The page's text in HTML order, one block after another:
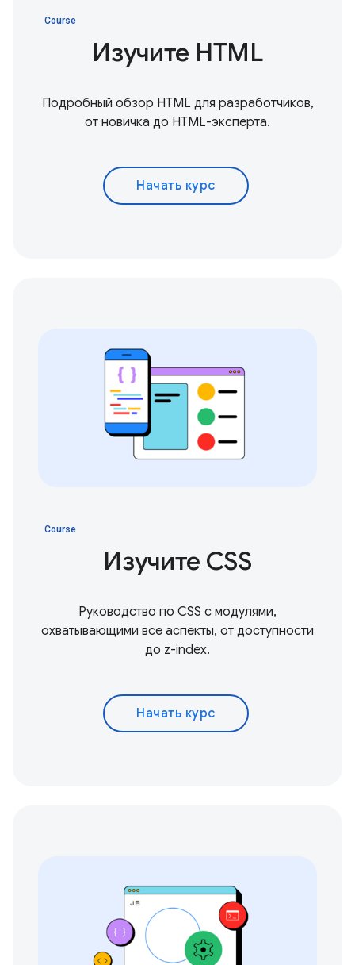
Course
Изучите HTML
Подробный обзор HTML для разработчиков,
от новичка до HTML-эксперта.
Начать курс
Course
Изучите CSS
Руководство по CSS с модулями,
охватывающими все аспекты, от доступности
до z-index.
Начать курс